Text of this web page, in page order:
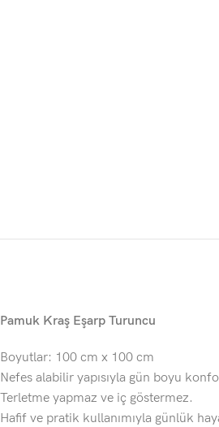
Pamuk Kraş Eşarp Turuncu
Boyutlar: 100 cm x 100 cm
Nefes alabilir yapısıyla gün boyu
Terletme yapmaz ve iç göstermez.
Hafif ve pratik kullanımıyla günlük